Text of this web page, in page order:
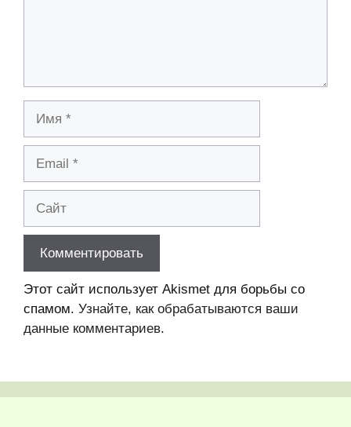
Этот сайт использует Akismet для борьбы со
спамом. Узнайте, как обрабатываются ваши
данные комментариев.